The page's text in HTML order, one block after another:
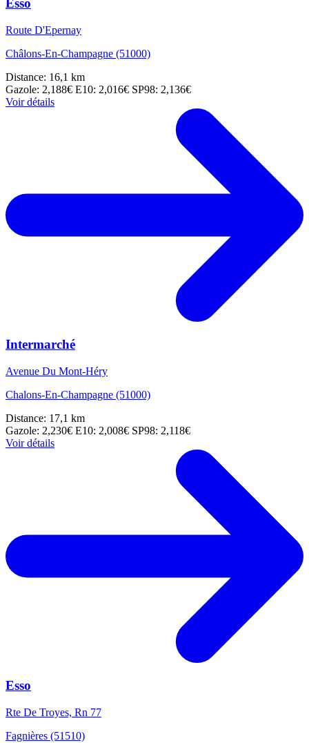
Esso
Route D'Epernay
Châlons-En-Champagne (51000)
Distance: 16,1 km
Gazole: 2,188€ E10: 2,016€ SP98: 2,136€
Voir détails
Intermarché
Avenue Du Mont-Héry
Chalons-En-Champagne (51000)
Distance: 17,1 km
Gazole: 2,230€ E10: 2,008€ SP98: 2,118€
Voir détails
Esso
Rte De Troyes, Rn 77
Fagnières (51510)